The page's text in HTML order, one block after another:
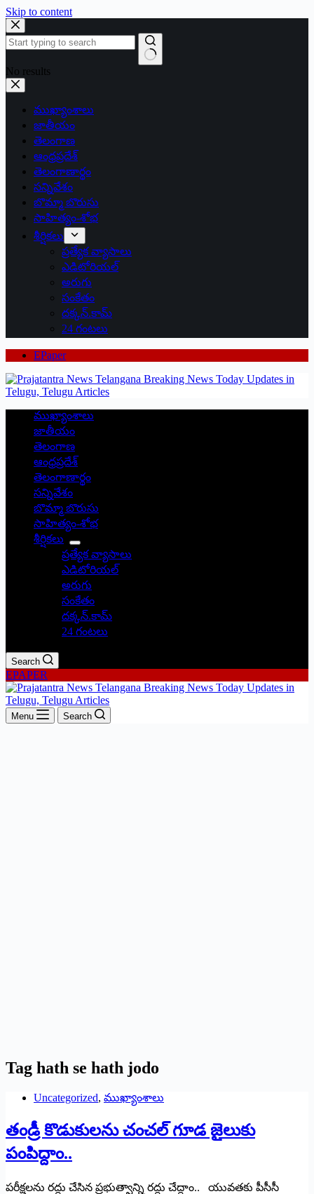
Skip to content
No results
ముఖ్యాంశాలు
జాతీయం
తెలంగాణ
ఆంధ్రప్రదేశ్
తెలంగాణార్థం
సన్నివేశం
బొమ్మా బొరుసు
సాహిత్యం-శోభ
శీర్షికలు
ప్రత్యేక వ్యాసాలు
ఎడిటోరియల్
అరుగు
సంకేతం
దక్కన్.కామ్
24 గంటలు
EPaper
ముఖ్యాంశాలు
జాతీయం
తెలంగాణ
ఆంధ్రప్రదేశ్
తెలంగాణార్థం
సన్నివేశం
బొమ్మా బొరుసు
సాహిత్యం-శోభ
శీర్షికలు
ప్రత్యేక వ్యాసాలు
ఎడిటోరియల్
అరుగు
సంకేతం
దక్కన్.కామ్
24 గంటలు
Search
EPAPER
Menu Search
Tag hath se hath jodo
Uncategorized, ముఖ్యాంశాలు
తండ్రీ కొడుకులను చంచల్ గూడ జైలుకు
పంపిద్దాం..
పరీక్షలను రద్దు చేసిన ప్రభుత్వాన్ని రద్దు చేద్దాం.. యువతకు పీసీసీ